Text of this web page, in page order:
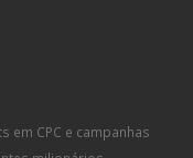
em CPC e campanhas